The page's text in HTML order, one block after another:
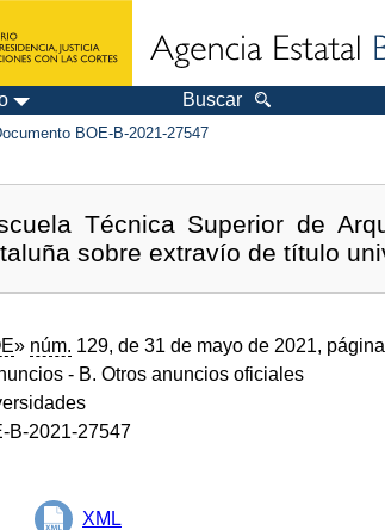
Buscar
BOE-B-2021-27547
Técnica Superior de
sobre extravío de título
» núm. 129, de 31 de mayo de 2021,
- B. Otros anuncios oficiales
B-2021-27547
XML